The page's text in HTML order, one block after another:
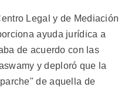
Legal y de Mediación
ayuda jurídica a
de acuerdo con las
y deploró que la
de aquella de